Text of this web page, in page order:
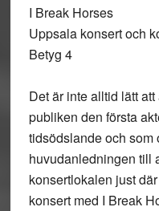
I Break Horses
Uppsala konsert och
Betyg 4
Det är inte alltid lätt
publiken den första
tidsödslande och som
huvudanledningen till
konsertlokalen just
konsert med I Break